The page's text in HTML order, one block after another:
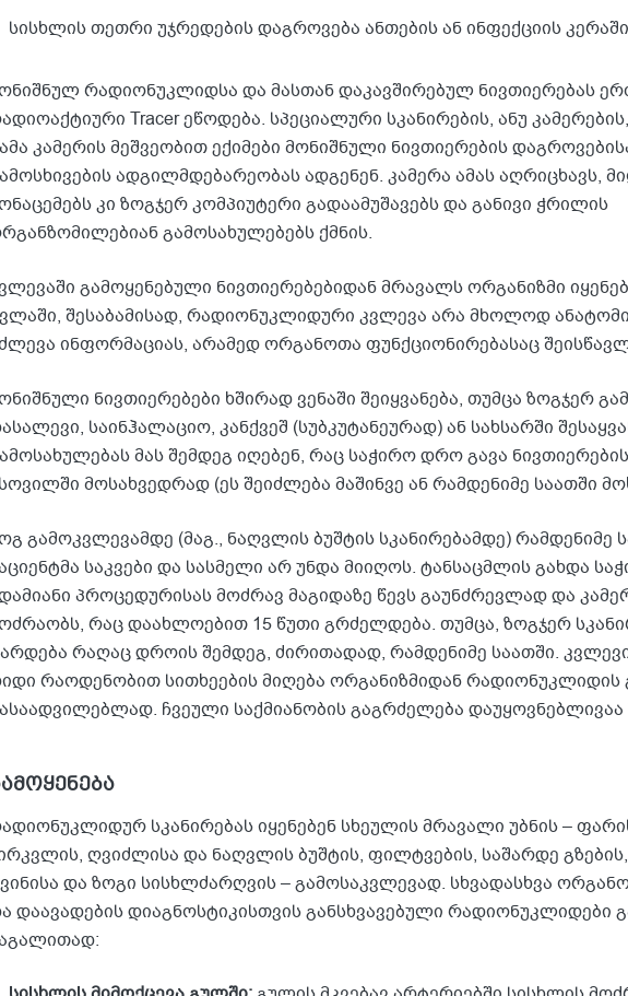
სისხლის თეთრი უჯრედების დაგროვება ანთების ან ინფექციის
რადიონუკლიდსა და მასთან დაკავშირებულ ნივთიერებას
Tracer ეწოდება. სპეციალური სკანირების, ანუ
კამერის მეშვეობით ექიმები მონიშნული ნივთიერების
ადგილმდებარეობას ადგენენ. კამერა ამას აღრიცხავს,
კი ზოგჯერ კომპიუტერი გადაამუშავებს და განივი ჭრილის
გამოსახულებებს ქმნის.
გამოყენებული ნივთიერებებიდან მრავალს ორგანიზმი
შესაბამისად, რადიონუკლიდური კვლევა არა მხოლოდ
ინფორმაციას, არამედ ორგანოთა ფუნქციონირებასაც
ნივთიერებები ხშირად ვენაში შეიყვანება, თუმცა ზოგჯერ
საინჰალაციო, კანქვეშ (სუბკუტანეურად) ან სახსარში
მას შემდეგ იღებენ, რაც საჭირო დრო გავა ნივთიერების
მოსახვედრად (ეს შეიძლება მაშინვე ან რამდენიმე საათში
გამოკვლევამდე (მაგ., ნაღვლის ბუშტის სკანირებამდე) რამდენიმე
საკვები და სასმელი არ უნდა მიიღოს. ტანსაცმლის გახდა
პროცედურისას მოძრავ მაგიდაზე წევს გაუნძრევლად და
რაც დაახლოებით 15 წუთი გრძელდება. თუმცა, ზოგჯერ
რაღაც დროის შემდეგ, ძირითადად, რამდენიმე საათში.
რაოდენობით სითხეების მიღება ორგანიზმიდან
ჩვეული საქმიანობის გაგრძელება
სკანირებას იყენებენ სხეულის მრავალი უბნის –
ღვიძლისა და ნაღვლის ბუშტის, ფილტვების, საშარდე
და ზოგი სისხლძარღვის – გამოსაკვლევად. სხვადასხვა
დაავადების დიაგნოსტიკისთვის განსხვავებული რადიონუკლიდები